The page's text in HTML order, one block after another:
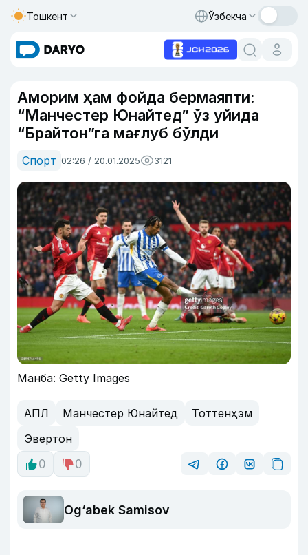
Тошкент Ўзбекча
Аморим ҳам фойда бермаяпти:
“Манчестер Юнайтед” ўз уйида
“Брайтон”га мағлуб бўлди
Спорт 02:26 / 20.01.2025 3121
Манба: Getty Images
АПЛ Манчестер Юнайтед
Тоттенҳэм
Эвертон
0
0
Og‘abek Samisov